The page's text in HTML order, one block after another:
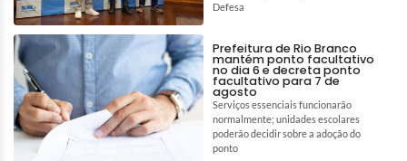
Defesa
Prefeitura de Rio Branco
mantém ponto facultativo
no dia 6 e decreta ponto
facultativo para 7 de
agosto
Serviços essenciais funcionarão
normalmente; unidades escolares
poderão decidir sobre a adoção do
ponto